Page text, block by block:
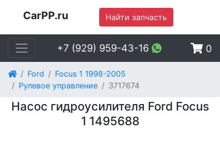
CarPP.ru Найти запчасть
+7 (929) 959-43-16 0
Ford
Focus 1 1998-2005
Рулевое управление
3717674
Насос гидроусилителя Ford Focus
1 1495688